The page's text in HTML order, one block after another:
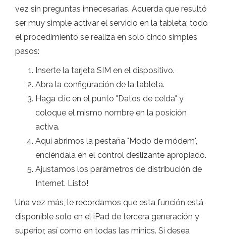
vez sin preguntas innecesarias. Acuerda que resultó
ser muy simple activar el servicio en la tableta: todo
el procedimiento se realiza en solo cinco simples
pasos:
Inserte la tarjeta SIM en el dispositivo.
Abra la configuración de la tableta.
Haga clic en el punto "Datos de celda" y
coloque el mismo nombre en la posición
activa.
Aquí abrimos la pestaña "Modo de módem",
enciéndala en el control deslizante apropiado.
Ajustamos los parámetros de distribución de
Internet. Listo!
Una vez más, le recordamos que esta función está
disponible solo en el iPad de tercera generación y
superior, así como en todas las minics. Si desea